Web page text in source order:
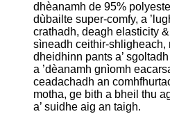
dhèanamh de 95%
dùbailte super-comfy, a
crathadh, deagh elasticity
sìneadh ceithir-shligheach,
dheidhinn pants a’
a ’dèanamh gnìomh
ceadachadh an
motha, ge bith a bheil thu
a’ suidhe aig an taigh.